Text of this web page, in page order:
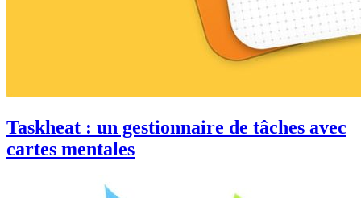
Taskheat : un gestionnaire de tâches avec
cartes mentales